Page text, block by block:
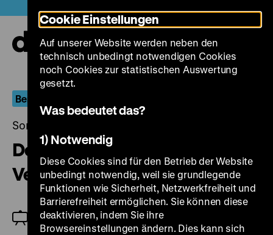
zum
Seiteninhalt
springen
Berlin.Dokument
Sonntag, 10. Mai 2026, 15.30 Uhr
Dem deutschen Volke –
Verhüllter Reichstag 1971-1995
Einführung: Jeanpaul Goergen
Cookie Einstellungen
Auf unserer Website werden neben den
technisch unbedingt notwendigen Cookies
noch Cookies zur statistischen Auswertung
gesetzt.
Was bedeutet das?
1) Notwendig
Diese Cookies sind für den Betrieb der Website
unbedingt notwendig, weil sie grundlegende
Funktionen wie Sicherheit, Netzwerkfreiheit und
Barrierefreiheit ermöglichen. Sie können diese
deaktivieren, indem Sie ihre
Browsereinstellungen ändern. Dies kann sich